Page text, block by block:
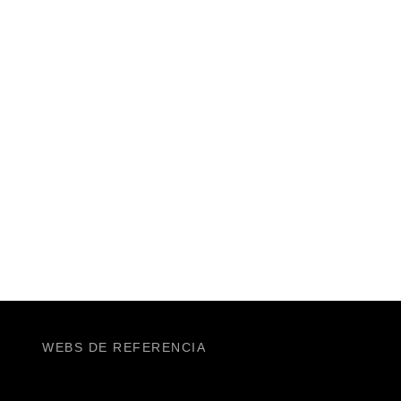
WEBS DE REFERENCIA